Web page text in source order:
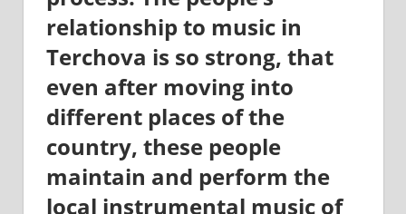
relationship to music in
Terchova is so strong, that
even after moving into
different places of the
country, these people
maintain and perform the
local instrumental music of